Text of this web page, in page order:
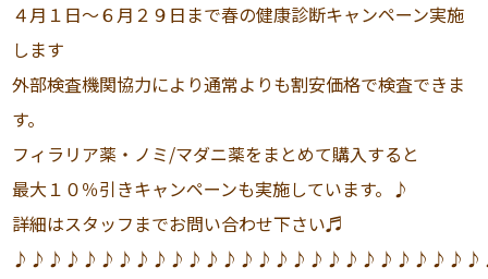
４月１日〜６月２９日まで春の健康診断キャンペーン実施
します
外部検査機関協力により通常よりも割安価格で検査できま
す。
フィラリア薬・ノミ/マダニ薬をまとめて購入すると
最大１０％引きキャンペーンも実施しています。♪
詳細はスタッフまでお問い合わせ下さい♬